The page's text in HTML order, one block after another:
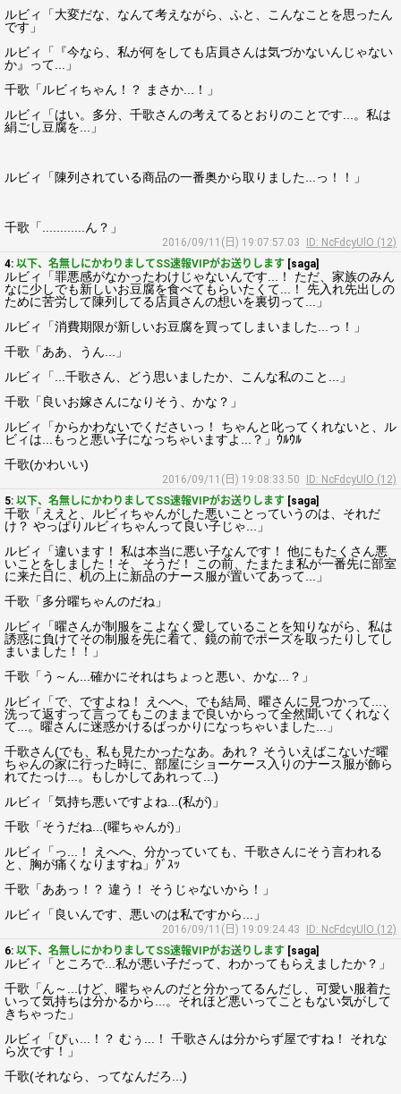
ルビィ「大変だな、なんて考えながら、ふと、こんなことを思ったん
です」
ルビィ「『今なら、私が何をしても店員さんは気づかないんじゃない
か』って...」
千歌「ルビィちゃん！？ まさか...！」
ルビィ「はい。多分、千歌さんの考えてるとおりのことです...。私は
絹ごし豆腐を...」
ルビィ「陳列されている商品の一番奥から取りました...っ！！」
千歌「............ん？」
2016/09/11(日) 19:07:57.03
ID: NcFdcyUlO (12)
4: 以下、名無しにかわりましてSS速報VIPがお送りします [saga]
ルビィ「罪悪感がなかったわけじゃないんです...！ ただ、家族のみん
なに少しでも新しいお豆腐を食べてもらいたくて...！ 先入れ先出しの
ために苦労して陳列してる店員さんの想いを裏切って...」
ルビィ「消費期限が新しいお豆腐を買ってしまいました...っ！」
千歌「ああ、うん...」
ルビィ「...千歌さん、どう思いましたか、こんな私のこと...」
千歌「良いお嫁さんになりそう、かな？」
ルビィ「からかわないでくださいっ！ ちゃんと叱ってくれないと、ル
ビィは...もっと悪い子になっちゃいますよ...？」ｳﾙｳﾙ
千歌(かわいい)
2016/09/11(日) 19:08:33.50
ID: NcFdcyUlO (12)
5: 以下、名無しにかわりましてSS速報VIPがお送りします [saga]
千歌「ええと、ルビィちゃんがした悪いことっていうのは、それだ
け？ やっぱりルビィちゃんって良い子じゃ...」
ルビィ「違います！ 私は本当に悪い子なんです！ 他にもたくさん悪
いことをしました！そ、そうだ！ この前、たまたま私が一番先に部室
に来た日に、机の上に新品のナース服が置いてあって...」
千歌「多分曜ちゃんのだね」
ルビィ「曜さんが制服をこよなく愛していることを知りながら、私は
誘惑に負けてその制服を先に着て、鏡の前でポーズを取ったりしてし
まいました！！」
千歌「う～ん...確かにそれはちょっと悪い、かな...？」
ルビィ「で、ですよね！ えへへ、でも結局、曜さんに見つかって...、
洗って返すって言ってもこのままで良いからって全然聞いてくれなく
て...。曜さんに迷惑かけるばっかりになっちゃいました...」
千歌さん(でも、私も見たかったなあ。あれ？ そういえばこないだ曜
ちゃんの家に行った時に、部屋にショーケース入りのナース服が飾ら
れてたっけ...。もしかしてあれって...)
ルビィ「気持ち悪いですよね...(私が)」
千歌「そうだね...(曜ちゃんが)」
ルビィ「っ...！ えへへ、分かっていても、千歌さんにそう言われる
と、胸が痛くなりますね」ｸﾞｽｯ
千歌「ああっ！？ 違う！ そうじゃないから！」
ルビィ「良いんです、悪いのは私ですから...」
2016/09/11(日) 19:09:24.43
ID: NcFdcyUlO (12)
6: 以下、名無しにかわりましてSS速報VIPがお送りします [saga]
ルビィ「ところで...私が悪い子だって、わかってもらえましたか？」
千歌「ん～...けど、曜ちゃんのだと分かってるんだし、可愛い服着た
いって気持ちは分かるから...。それほど悪いってこともない気がして
きちゃった」
ルビィ「ぴぃ...！？ むぅ...！ 千歌さんは分からず屋ですね！ それな
ら次です！」
千歌(それなら、ってなんだろ...)